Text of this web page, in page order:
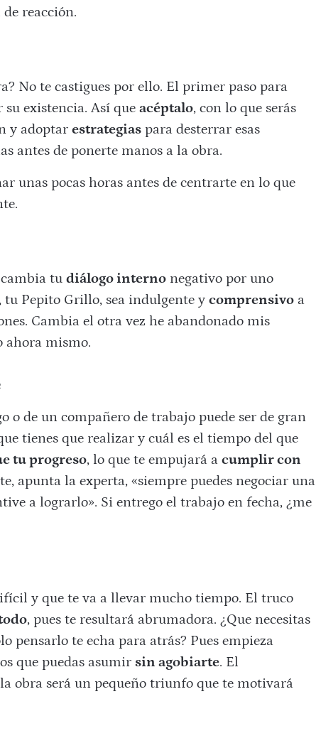
reacción.
No te castigues por ello. El primer paso para
existencia. Así que acéptalo, con lo que serás
y adoptar estrategiaspara desterrar esas
antes de ponerte manos a la obra.
unas pocas horas antes de centrarte en lo que
tu diálogo internonegativo por uno
Pepito Grillo, sea indulgente y comprensivoa
Cambia el otra vez he abandonado mis
ahora mismo.
o de un compañero de trabajo puede ser de gran
tienes que realizar y cuál es el tiempo del que
tu progreso, lo que te empujará a cumplir con
apunta la experta, «siempre puedes negociar una
a lograrlo». Si entrego el trabajo en fecha, ¿me
y que te va a llevar mucho tiempo. El truco
, pues te resultará abrumadora. ¿Que necesitas
pensarlo te echa para atrás? Pues empieza
que puedas asumir sin agobiarte. El
obra será un pequeño triunfo que te motivará